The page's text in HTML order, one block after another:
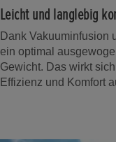
Leicht und langlebig
Dank Vakuuminfusion
ein optimal
Gewicht. Das wirkt
Effizienz und Komfort